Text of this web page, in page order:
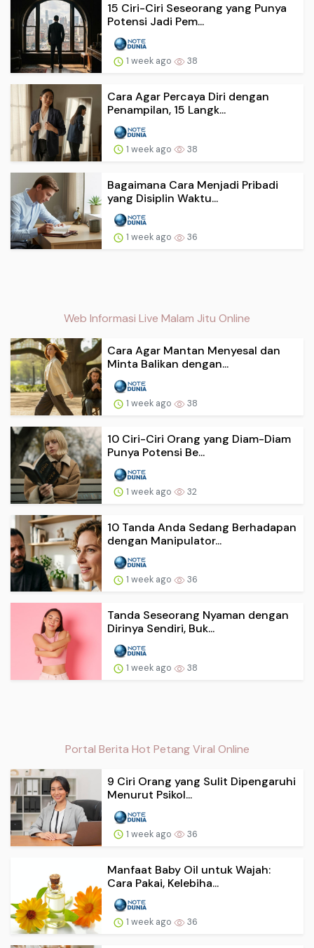
15 Ciri-Ciri Seseorang yang Punya
Potensi Jadi Pem...
1 week ago 38
Cara Agar Percaya Diri dengan
Penampilan, 15 Langk...
1 week ago 38
Bagaimana Cara Menjadi Pribadi
yang Disiplin Waktu...
1 week ago 36
Web Informasi Live Malam Jitu Online
Cara Agar Mantan Menyesal dan
Minta Balikan dengan...
1 week ago 38
10 Ciri-Ciri Orang yang Diam-Diam
Punya Potensi Be...
1 week ago 32
10 Tanda Anda Sedang Berhadapan
dengan Manipulator...
1 week ago 36
Tanda Seseorang Nyaman dengan
Dirinya Sendiri, Buk...
1 week ago 38
Portal Berita Hot Petang Viral Online
9 Ciri Orang yang Sulit Dipengaruhi
Menurut Psikol...
1 week ago 36
Manfaat Baby Oil untuk Wajah:
Cara Pakai, Kelebiha...
1 week ago 36